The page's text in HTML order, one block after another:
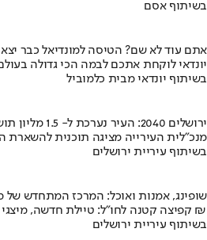
בשיתוף אסם
אתם עוד לא שם? הטיסה למונדיאל כבר
יונדאי לוקחת אתכם לבמה הכי גדולה
בשיתוף יונדאי מבית כלמוביל
ירושלים 2040: העיר נערכת ל- 1.5 מליון תושבים
מנכ"לית העירייה מציגה תוכנית להשארת
בשיתוף עיריית ירושלים
שופינג, אמנות ואוכל: המרכז המתחדש של
קפיצה קטנה לחו"ל: טיילת חדשה, מיצגי אמנות, וכיכרות משופצות בהשקעה של 100 מיליון ₪
בשיתוף עיריית ירושלים